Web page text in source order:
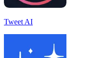
Tweet AI